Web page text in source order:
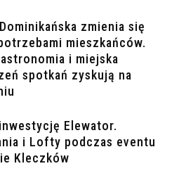
zmienia się
mieszkańców.
i miejska
spotkań zyskują na
Elewator.
i Lofty podczas eventu
Kleczków